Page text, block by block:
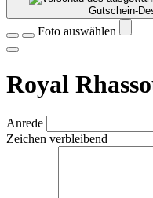
Gutschein-
Foto auswählen
Royal
Anrede
Zeichen verbleibend